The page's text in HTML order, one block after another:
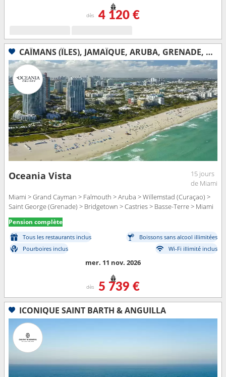
dès 4 120 €
CAÏMANS (ÎLES), JAMAÏQUE, ARUBA, GRENADE, BARBADE, SAINTE-LUCIE, GUADELOUPE, ÉTATS-UNIS
Oceania Vista
15 jours
de Miami
Miami > Grand Cayman > Falmouth > Aruba > Willemstad (Curaçao) >
Saint George (Grenade) > Bridgetown > Castries > Basse-Terre > Miami
Pension complète
Tous les restaurants inclus
Boissons sans alcool illimitées
Pourboires inclus
Wi-Fi illimité inclus
mer. 11 nov. 2026
dès 5 739 €
ICONIQUE SAINT BARTH & ANGUILLA